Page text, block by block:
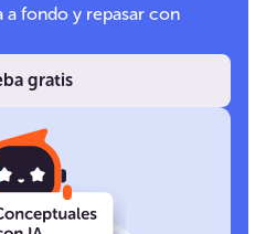
a fondo y repasar con
gratis